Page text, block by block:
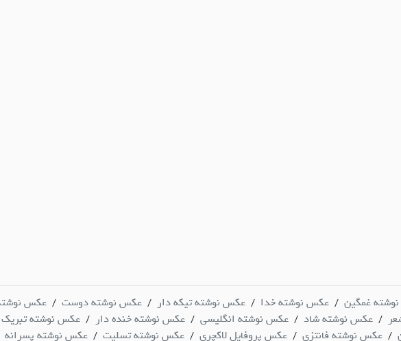
غمگین / عکس نوشته خدا / عکس نوشته تیکه دار / عکس نوشته دوست / عکس
/ عکس نوشته شاد / عکس نوشته انگلیسی / عکس نوشته خنده دار / عکس نوشته تبریک
/ عکس نوشته فانتزی / عکس پروفایل لاکچری / عکس نوشته تسلیت / عکس نوشته پسرانه